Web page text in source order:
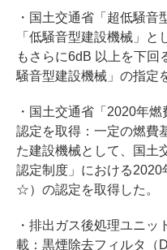
・国土交通省「超低騒音
「低騒音型建設機械」と
もさらに6dB 以上を下回
騒音型建設機械」の指定
・国土交通省「2020年
認定を取得：一定の燃費
た建設機械として、国土
認定制度」における
☆）の認定を取得した。
・排出ガス後処理ユニ
載：黒煙除去フィルタ（